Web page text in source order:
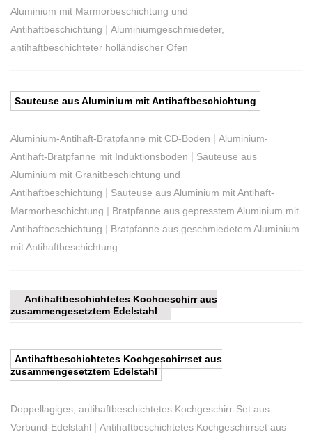
Aluminium mit Marmorbeschichtung und
Antihaftbeschichtung | Aluminiumgeschmiedeter,
antihaftbeschichteter holländischer Ofen
Sauteuse aus Aluminium mit Antihaftbeschichtung
Aluminium-Antihaft-Bratpfanne mit CD-Boden | Aluminium-
Antihaft-Bratpfanne mit Induktionsboden | Sauteuse aus
Aluminium mit Granitbeschichtung und
Antihaftbeschichtung | Sauteuse aus Aluminium mit Antihaft-
Marmorbeschichtung | Bratpfanne aus gepresstem Aluminium mit
Antihaftbeschichtung | Bratpfanne aus geschmiedetem Aluminium
mit Antihaftbeschichtung
Antihaftbeschichtetes Kochgeschirr aus
zusammengesetztem Edelstahl
Antihaftbeschichtetes Kochgeschirrset aus
zusammengesetztem Edelstahl
Doppellagiges, antihaftbeschichtetes Kochgeschirr-Set aus
Verbund-Edelstahl | Antihaftbeschichtetes Kochgeschirrset aus